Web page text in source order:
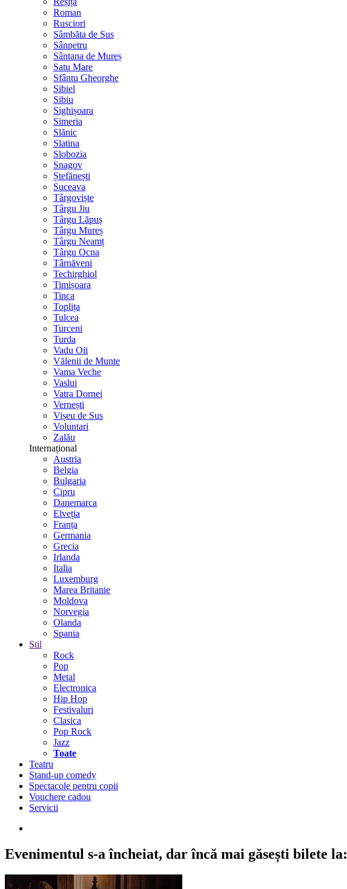
Roman
Rusciori
Sâmbăta de Sus
Sânpetru
Sântana de Mureș
Satu Mare
Sfântu Gheorghe
Sibiel
Sibiu
Sighișoara
Simeria
Slănic
Slatina
Slobozia
Snagov
Ștefănești
Suceava
Târgoviște
Târgu Jiu
Târgu Lăpuș
Târgu Mureș
Târgu Neamț
Târgu Ocna
Târnăveni
Techirghiol
Timișoara
Tinca
Toplița
Tulcea
Turceni
Turda
Vadu Oii
Vălenii de Munte
Vama Veche
Vaslui
Vatra Dornei
Vernești
Vișeu de Sus
Voluntari
Zalău
Internațional
Austria
Belgia
Bulgaria
Cipru
Danemarca
Elveția
Franța
Germania
Grecia
Irlanda
Italia
Luxemburg
Marea Britanie
Moldova
Norvegia
Olanda
Spania
Stil
Rock
Pop
Metal
Electronica
Hip Hop
Festivaluri
Clasica
Pop Rock
Jazz
Toate
Teatru
Stand-up comedy
Spectacole pentru copii
Vouchere cadou
Servicii
Evenimentul s-a încheiat, dar încă mai găsești bilete la: